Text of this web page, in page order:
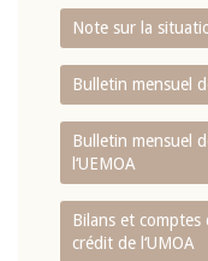
Note sur la
Bulletin mensuel
Bulletin mensuel
l‘UEMOA
Bilans et comptes
crédit de l‘UMOA